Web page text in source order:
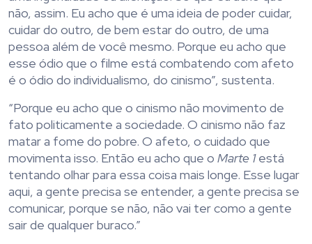
não, assim. Eu acho que é uma ideia de poder cuidar,
cuidar do outro, de bem estar do outro, de uma
pessoa além de você mesmo. Porque eu acho que
esse ódio que o filme está combatendo com afeto
é o ódio do individualismo, do cinismo”, sustenta.
“Porque eu acho que o cinismo não movimento de
fato politicamente a sociedade. O cinismo não faz
matar a fome do pobre. O afeto, o cuidado que
movimenta isso. Então eu acho que o Marte 1está
tentando olhar para essa coisa mais longe. Esse lugar
aqui, a gente precisa se entender, a gente precisa se
comunicar, porque se não, não vai ter como a gente
sair de qualquer buraco.”